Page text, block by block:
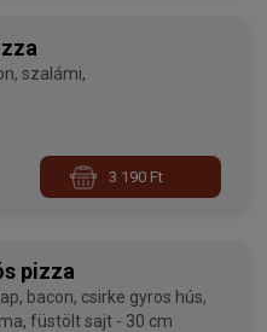
3 190 Ft
pizza
hús,
póréhagyma, füstölt sajt - 30 cm